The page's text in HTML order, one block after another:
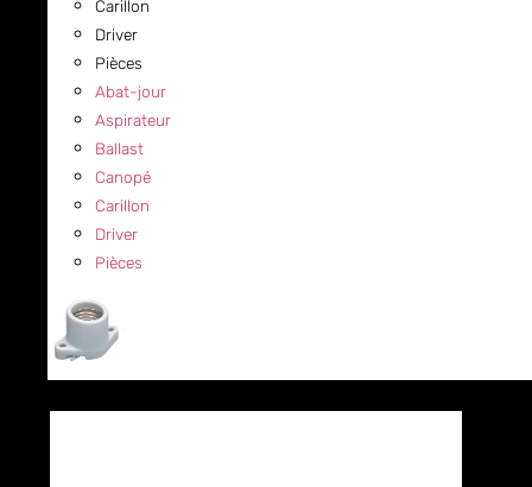
Carillon
Driver
Pièces
Abat-jour
Aspirateur
Ballast
Canopé
Carillon
Driver
Pièces